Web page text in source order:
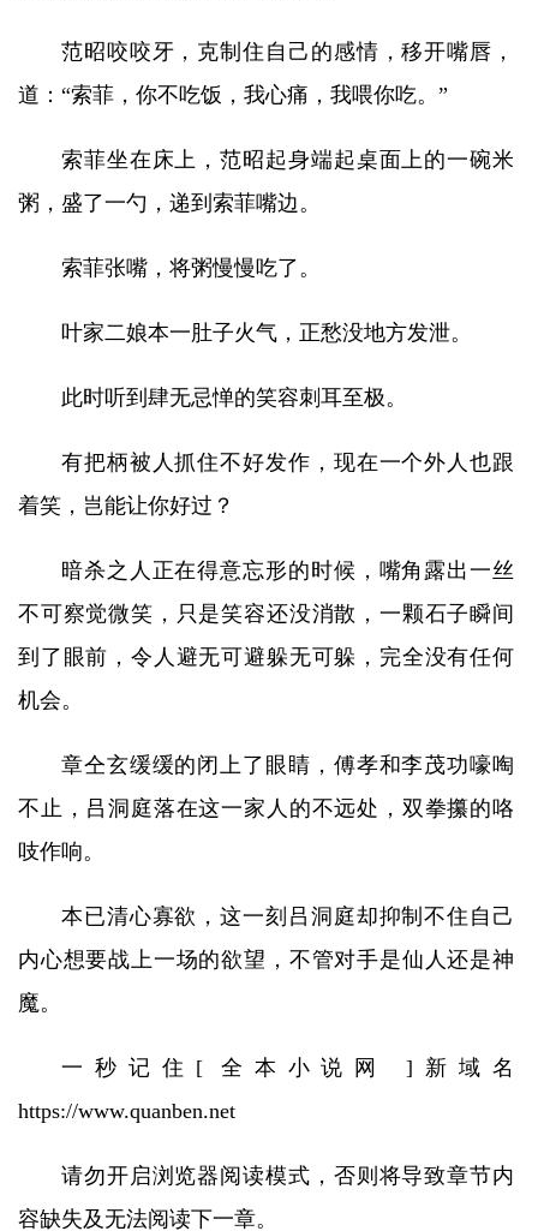
范昭咬咬牙，克制住自己的感情，移开嘴唇，
道：“索菲，你不吃饭，我心痛，我喂你吃。”
索菲坐在床上，范昭起身端起桌面上的一碗米
粥，盛了一勺，递到索菲嘴边。
索菲张嘴，将粥慢慢吃了。
叶家二娘本一肚子火气，正愁没地方发泄。
此时听到肆无忌惮的笑容刺耳至极。
有把柄被人抓住不好发作，现在一个外人也跟
着笑，岂能让你好过？
暗杀之人正在得意忘形的时候，嘴角露出一丝
不可察觉微笑，只是笑容还没消散，一颗石子瞬间
到了眼前，令人避无可避躲无可躲，完全没有任何
机会。
章仝玄缓缓的闭上了眼睛，傅孝和李茂功嚎啕
不止，吕洞庭落在这一家人的不远处，双拳攥的咯
吱作响。
本已清心寡欲，这一刻吕洞庭却抑制不住自己
内心想要战上一场的欲望，不管对手是仙人还是神
魔。
一秒记住[ 全本小说网 ]新域名
https://www.quanben.net
请勿开启浏览器阅读模式，否则将导致章节内
容缺失及无法阅读下一章。